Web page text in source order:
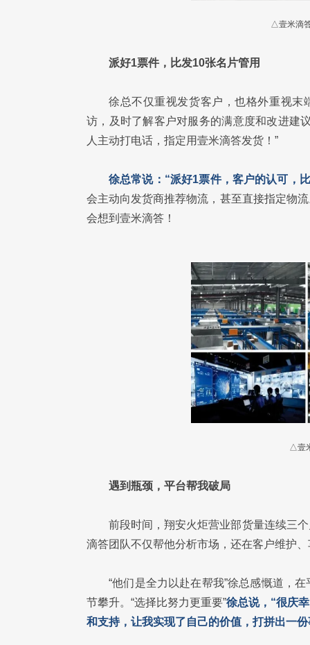
△壹米滴
派好1票件，比发10张名片管用
徐总不仅重视发货客户，也格外重视
访，及时了解客户对服务的满意度和改进建
人主动打电话，指定用壹米滴答发货！”
徐总常说：“派好1票件，客户的认可，
会主动向发货商推荐物流，甚至直接指定物
会想到壹米滴答！
△壹
遇到瓶颈，平台帮我破局
前段时间，翔安火炬营业部货量连续三
滴答团队不仅帮他分析市场，还在客户维护
“他们是全力以赴在帮我”徐总感慨道，
节攀升。“选择比努力更重要”徐总说，“很庆
和支持，让我实现了自己的价值，打拼出一